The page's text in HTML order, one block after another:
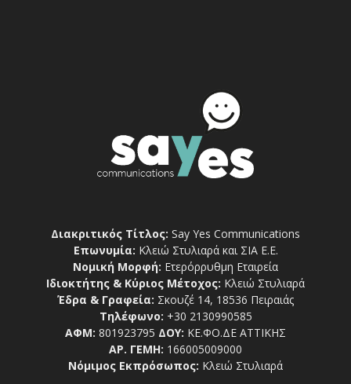
Διακριτικός Τίτλος: Say Yes Communications
Επωνυμία: Κλειώ Στυλιαρά και ΣΙΑ Ε.Ε.
Νομική Μορφή: Ετερόρρυθμη Εταιρεία
Ιδιοκτήτης & Κύριος Μέτοχος: Κλειώ Στυλιαρά
Έδρα & Γραφεία: Σκουζέ 14, 18536 Πειραιάς
Τηλέφωνο: +30 2130990585
ΑΦΜ: 801923795 ΔΟΥ: ΚΕ.ΦΟ.ΔΕ ΑΤΤΙΚΗΣ
ΑΡ. ΓΕΜΗ: 166005009000
Νόμιμος Εκπρόσωπος: Κλειώ Στυλιαρά